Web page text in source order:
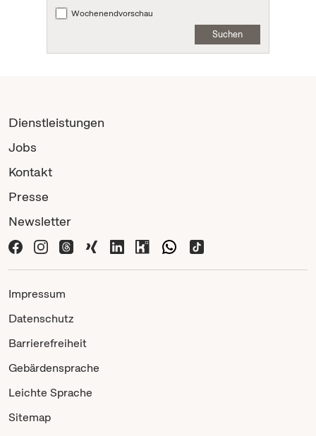
Wochenendvorschau
Suchen
Dienstleistungen
Jobs
Kontakt
Presse
Newsletter
Impressum
Datenschutz
Barrierefreiheit
Gebärdensprache
Leichte Sprache
Sitemap